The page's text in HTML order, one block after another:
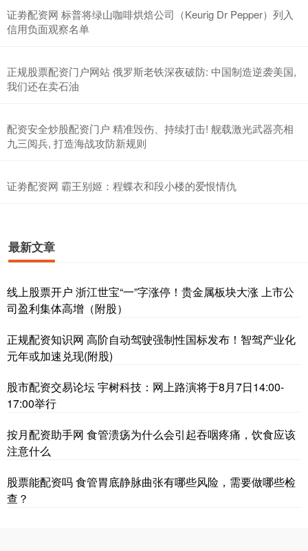
证劵配资网 标普将绿山咖啡烘焙公司（Keurig Dr Pepper）列入
信用负面观察名单
正规股票配资门户网站 俄罗斯老铁深夜破防: 中国制造逆袭美国,
我们还在卖石油
配资安全炒股配资门户 精准毁伤、持续打击! 舰载激光武器亮相
九三阅兵, 打造海战攻防新规则
证劵配资网 霸王别姬：程蝶衣和段小楼的爱恨情仇
最新文章
线上股票开户 浙江世宝“一”字涨停！贵金属板块大涨 上市公
司盈利集体高增（附股）
正规配资知识网 高阶自动驾驶强制性国标发布！智驾产业化
元年或加速兑现(附股)
股市配资交易论坛 宇树科技：网上路演将于8月7日14:00-
17:00举行
按月配资助手网 食管溃疡为什么会引起吞咽疼痛，饮食应该
注意什么
股票能配资吗 食管胃底静脉曲张有哪些风险，需要做哪些检
查？